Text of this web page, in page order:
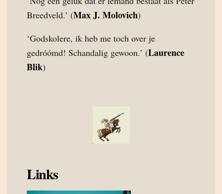
Breedveld.’ (Max J. Molovich)
‘Godskolere, ik heb me toch over je
gedróómd! Schandalig gewoon.’ (Laurence
Blik)
Links